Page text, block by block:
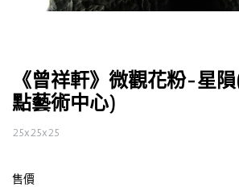
《曾祥軒》微觀花粉-星
點藝術中心)
25x25x25
售價